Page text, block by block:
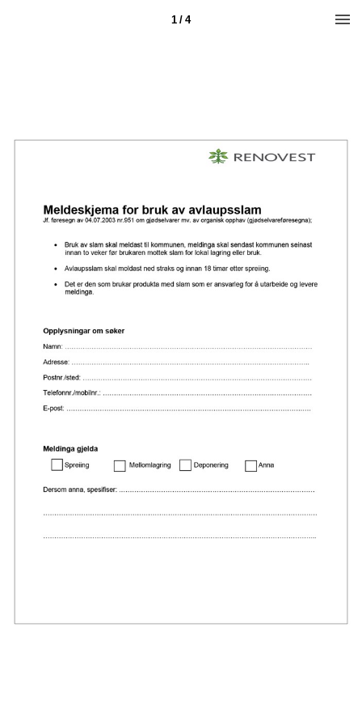
1 / 4